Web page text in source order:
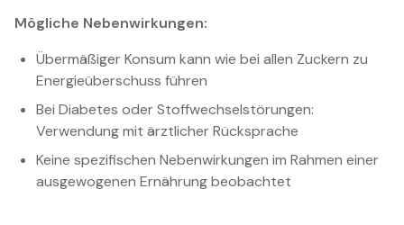
Mögliche Nebenwirkungen:
Übermäßiger Konsum kann wie bei allen Zuckern zu
Energieüberschuss führen
Bei Diabetes oder Stoffwechselstörungen:
Verwendung mit ärztlicher Rücksprache
Keine spezifischen Nebenwirkungen im Rahmen einer
ausgewogenen Ernährung beobachtet